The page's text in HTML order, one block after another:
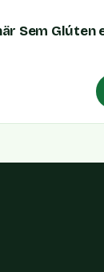
Sem Glúten